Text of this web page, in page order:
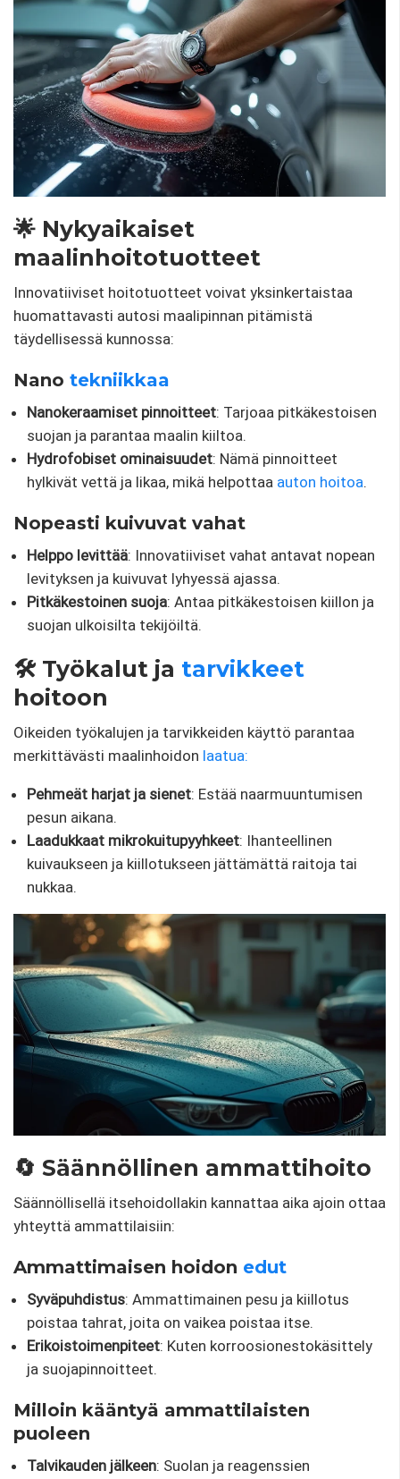
🌟 Nykyaikaiset
maalinhoitotuotteet
Innovatiiviset hoitotuotteet voivat yksinkertaistaa
huomattavasti autosi maalipinnan pitämistä
täydellisessä kunnossa:
Nano tekniikkaa
Nanokeraamiset pinnoitteet: Tarjoaa pitkäkestoisen
suojan ja parantaa maalin kiiltoa.
Hydrofobiset ominaisuudet: Nämä pinnoitteet
hylkivät vettä ja likaa, mikä helpottaa auton hoitoa.
Nopeasti kuivuvat vahat
Helppo levittää: Innovatiiviset vahat antavat nopean
levityksen ja kuivuvat lyhyessä ajassa.
Pitkäkestoinen suoja: Antaa pitkäkestoisen kiillon ja
suojan ulkoisilta tekijöiltä.
🛠️ Työkalut ja tarvikkeet
hoitoon
Oikeiden työkalujen ja tarvikkeiden käyttö parantaa
merkittävästi maalinhoidon laatua:
Pehmeät harjat ja sienet: Estää naarmuuntumisen
pesun aikana.
Laadukkaat mikrokuitupyyhkeet: Ihanteellinen
kuivaukseen ja kiillotukseen jättämättä raitoja tai
nukkaa.
🔄 Säännöllinen ammattihoito
Säännöllisellä itsehoidollakin kannattaa aika ajoin ottaa
yhteyttä ammattilaisiin:
Ammattimaisen hoidon edut
Syväpuhdistus: Ammattimainen pesu ja kiillotus
poistaa tahrat, joita on vaikea poistaa itse.
Erikoistoimenpiteet: Kuten korroosionestokäsittely
ja suojapinnoitteet.
Milloin kääntyä ammattilaisten
puoleen
Talvikauden jälkeen: Suolan ja reagenssien